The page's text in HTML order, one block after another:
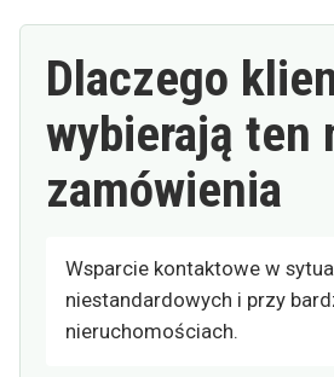
Dlaczego
wybierają ten
zamówienia
Wsparcie kontaktowe w
niestandardowych i przy
nieruchomościach.